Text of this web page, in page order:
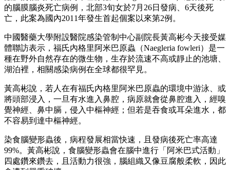
的腦膜腦炎死亡病例，北部3旬女於7月26日發病、6天後死
亡，此案為國內2011年發生首起個案以來第2例。
中國醫藥大學附設醫院感染管制中心副院長黃高彬今天接受媒
體聯訪表示，福氏內格里阿米巴原蟲（Naegleria fowleri）是一
種在野外自然存在的微生物，生存於流速不高或靜止的池塘、
湖泊裡，相關感染病例在全球都很罕見。
黃高彬說，若人在有福氏內格里阿米巴原蟲的環境中游泳、或
將頭部浸入，一旦有水進入鼻腔，病原就會從鼻腔進入，經嗅
覺神經、鼻中膈，侵入中樞神經；但若是吞食或耳朵進水，都
不容易到達中樞神經。
染食腦變形蟲後，病程發展相當快速，且發病後死亡率高達
99%。黃高彬說，食腦變形蟲會在腦中進行「阿米巴式活動」
四處鑽來鑽去，且活動力很強，腦組織又像豆腐般柔軟，因此